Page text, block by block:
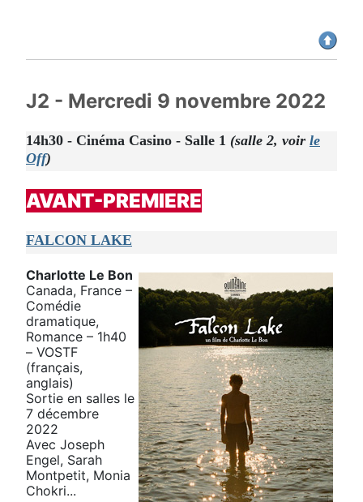
J2 - Mercredi 9 novembre 2022
14h30 - Cinéma Casino - Salle 1 (salle 2, voir le
Off)
AVANT-PREMIERE
FALCON LAKE
Charlotte Le Bon
Canada, France –
Comédie
dramatique,
Romance – 1h40
– VOSTF
(français,
anglais)
Sortie en salles le
7 décembre
2022
Avec Joseph
Engel, Sarah
Montpetit, Monia
Chokri...